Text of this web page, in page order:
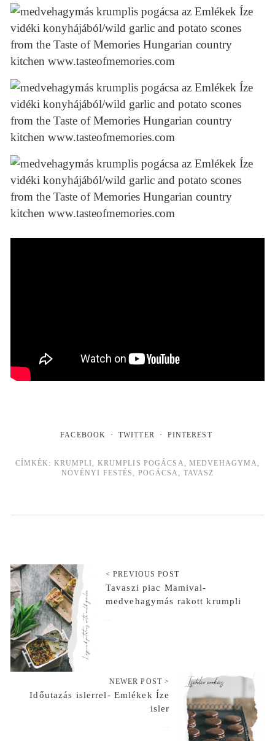
FACEBOOK TWITTER PINTEREST
CÍMKÉK: KRUMPLI, KRUMPLIS POGÁCSA, MEDVEHAGYMA,
NÖVÉNYI FESTÉS , POGÁCSA, TAVASZ
< PREVIOUS POST
Tavaszi piac Mamival-
medvehagymás rakott krumpli
NEWER POST >
Időutazás islerrel- Emlékek Íze
isler